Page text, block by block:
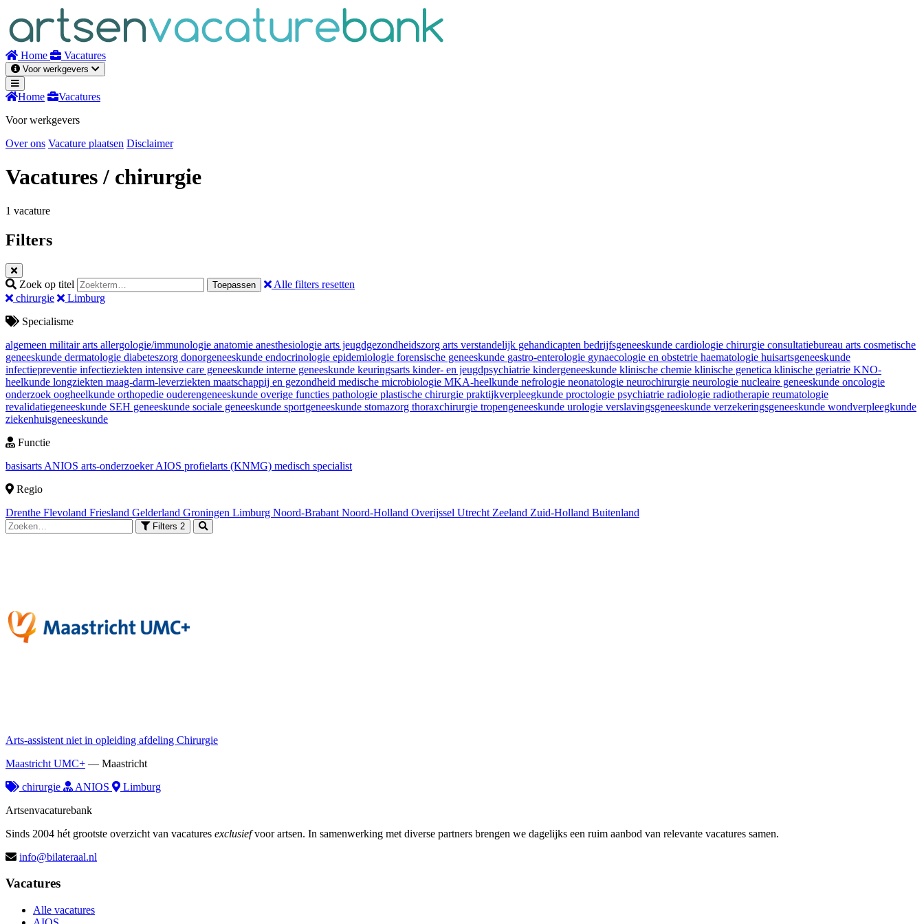
inhoud
Home Vacatures
Voor werkgevers
Home
Vacatures
Voor werkgevers
Over ons Vacature plaatsen Disclaimer
Vacatures/ chirurgie
1 vacature
Filters
Zoek op titel Toepassen
Alle filters resetten
chirurgie
Limburg
Specialisme
algemeen militair arts allergologie/immunologie anatomie anesthesiologie arts jeugdgezondheidszorg arts verstandelijk gehandicapten bedrijfsgeneeskunde cardiologie chirurgie consultatiebureau arts cosmetische
geneeskunde dermatologie diabeteszorg donorgeneeskunde endocrinologie epidemiologie forensische geneeskunde gastro-enterologie gynaecologie en obstetrie haematologie huisartsgeneeskunde
infectiepreventie infectieziekten intensive care geneeskunde interne geneeskunde keuringsarts kinder- en jeugdpsychiatrie kindergeneeskunde klinische chemie klinische genetica klinische geriatrie KNO-
heelkunde longziekten maag-darm-leverziekten maatschappij en gezondheid medische microbiologie MKA-heelkunde nefrologie neonatologie neurochirurgie neurologie nucleaire geneeskunde oncologie
onderzoek oogheelkunde orthopedie ouderengeneeskunde overige functies pathologie plastische chirurgie praktijkverpleegkunde proctologie psychiatrie radiologie radiotherapie reumatologie
revalidatiegeneeskunde SEH geneeskunde sociale geneeskunde sportgeneeskunde stomazorg thoraxchirurgie tropengeneeskunde urologie verslavingsgeneeskunde verzekeringsgeneeskunde wondverpleegkunde
ziekenhuisgeneeskunde
Functie
basisarts ANIOS arts-onderzoekerAIOS profielarts (KNMG) medisch specialist
Regio
Drenthe Flevoland Friesland Gelderland Groningen Limburg Noord-Brabant Noord-Holland Overijssel Utrecht Zeeland Zuid-Holland Buitenland
Filters 2
Arts-assistent niet in opleiding afdeling Chirurgie
Maastricht UMC+ — Maastricht
chirurgie
ANIOS
Limburg
Artsenvacaturebank
Sinds 2004 hét grootste overzicht van vacatures exclusiefvoor artsen. In samenwerking met diverse partners brengen we dagelijks een ruim aanbod van relevante vacatures samen.
info@bilateraal.nl
Vacatures
Alle vacatures